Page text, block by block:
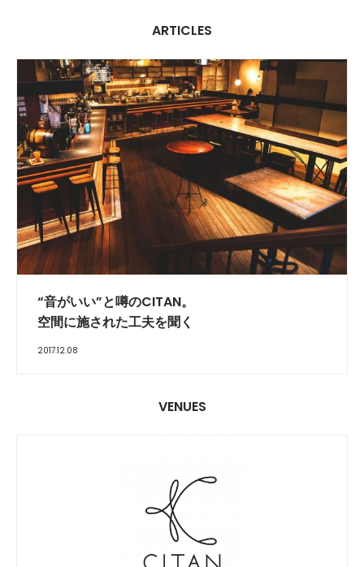
ARTICLES
INTERVIEW
“音がいい”と噂のCITAN。
空間に施された工夫を聞く
2017.12.08
VENUES